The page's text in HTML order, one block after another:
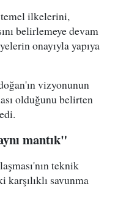
ilkelerini,
belirlemeye devam
onayıyla yapıya
vizyonunun
olduğunu belirten
mantık"
teknik
karşılıklı savunma